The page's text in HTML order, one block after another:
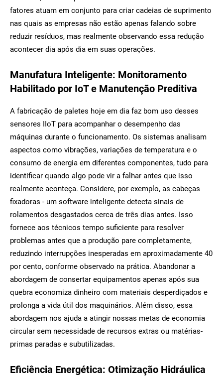
fatores atuam em conjunto para criar cadeias de suprimento
nas quais as empresas não estão apenas falando sobre
reduzir resíduos, mas realmente observando essa redução
acontecer dia após dia em suas operações.
Manufatura Inteligente: Monitoramento
Habilitado por IoT e Manutenção Preditiva
A fabricação de paletes hoje em dia faz bom uso desses
sensores IIoT para acompanhar o desempenho das
máquinas durante o funcionamento. Os sistemas analisam
aspectos como vibrações, variações de temperatura e o
consumo de energia em diferentes componentes, tudo para
identificar quando algo pode vir a falhar antes que isso
realmente aconteça. Considere, por exemplo, as cabeças
fixadoras - um software inteligente detecta sinais de
rolamentos desgastados cerca de três dias antes. Isso
fornece aos técnicos tempo suficiente para resolver
problemas antes que a produção pare completamente,
reduzindo interrupções inesperadas em aproximadamente 40
por cento, conforme observado na prática. Abandonar a
abordagem de consertar equipamentos apenas após sua
quebra economiza dinheiro com materiais desperdiçados e
prolonga a vida útil dos maquinários. Além disso, essa
abordagem nos ajuda a atingir nossas metas de economia
circular sem necessidade de recursos extras ou matérias-
primas paradas e subutilizadas.
Eficiência Energética: Otimização Hidráulica